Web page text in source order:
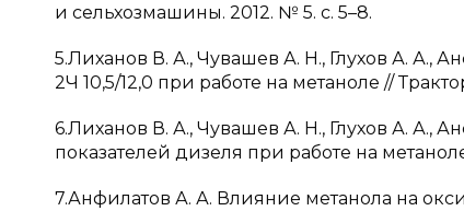
и сельхозмашины. 2012. № 5. с. 5–8.
5.Лиханов В. А., Чувашев А. Н., Глухов А. А.,
2Ч 10,5/12,0 при работе на метаноле //
6.Лиханов В. А., Чувашев А. Н., Глухов А. А.,
показателей дизеля при работе на
7.Анфилатов А. А. Влияние метанола на